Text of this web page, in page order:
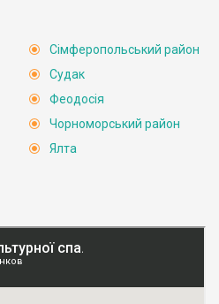
Сімферопольський район
Судак
Феодосія
Чорноморський район
Ялта